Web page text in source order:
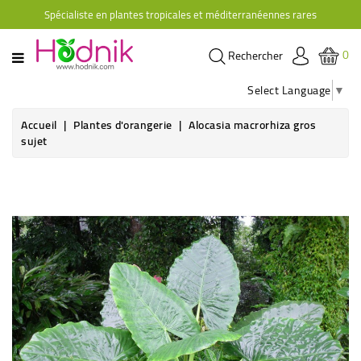
Spécialiste en plantes tropicales et méditerranéennes rares
CATÉGORIE
PLANTES
GRIMPANTES
BRUGMANSIAS
PLANTES
RUSTIQUES
PLANTES
RETOMBANTES
0
Rechercher
Select Language ▼
Accueil
Plantes d'orangerie Alocasia macrorhiza gros
sujet